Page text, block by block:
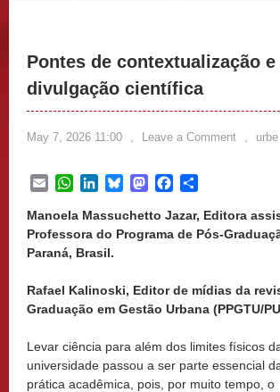
Pontes de contextualização
divulgação científica
May 7, 2026 11:00 , Leave a Comment , urbe
EmailWhatsApp
LinkedInBlueskyMastodonFacebook
Manoela Massuchetto Jazar, Editora
Professora do Programa de Pós-
Paraná, Brasil.
Rafael Kalinoski, Editor de mídias da
Graduação em Gestão Urbana (PPGTU/
Levar ciência para além dos limites físicos
universidade passou a ser parte essencial
prática acadêmica, pois, por muito tempo, o